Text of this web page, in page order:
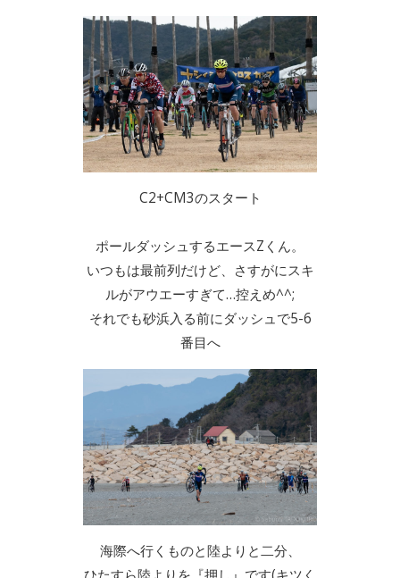
C2+CM3のスタート
ポールダッシュするエースZくん。
いつもは最前列だけど、さすがにスキ
ルがアウエーすぎて…控えめ^^;
それでも砂浜入る前にダッシュで5-6
番目へ
海際へ行くものと陸よりと二分、